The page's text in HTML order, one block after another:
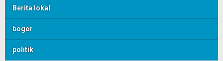
Berita lokal
bogor
politik